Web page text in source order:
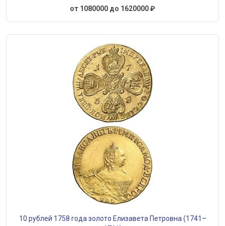
от 1080000 до 1620000 ₽
10 рублей 1758 года золото Елизавета Петровна (1741–